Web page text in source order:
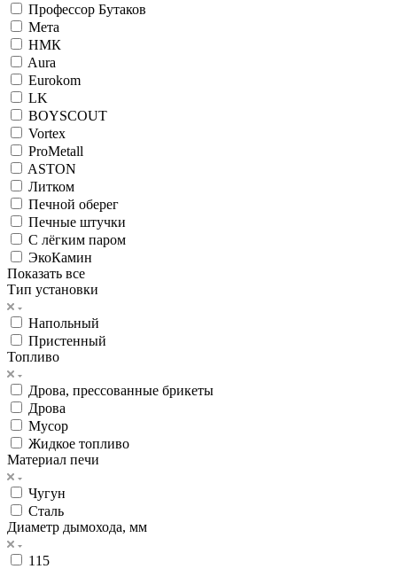
Профессор Бутаков
Мета
НМК
Aura
Eurokom
LK
BOYSCOUT
Vortex
ProMetall
ASTON
Литком
Печной оберег
Печные штучки
С лёгким паром
ЭкоКамин
Показать все
Тип установки
Напольный
Пристенный
Топливо
Дрова, прессованные брикеты
Дрова
Мусор
Жидкое топливо
Материал печи
Чугун
Сталь
Диаметр дымохода, мм
115